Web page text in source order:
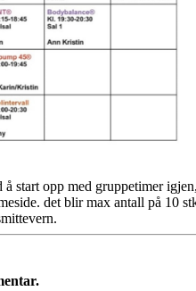
start opp med gruppetimer
det blir max antall på 10